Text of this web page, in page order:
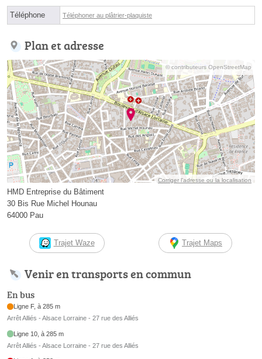
Téléphone Téléphoner au plâtrier-plaquiste
Plan et adresse
© contributeurs OpenStreetMap
Corriger l’adresse ou la localisation
HMD Entreprise du Bâtiment
30 Bis Rue Michel Hounau
64000 Pau
Trajet Waze Trajet Maps
Venir en transports en commun
En bus
Ligne F, à 285 m
Arrêt Alliés - Alsace Lorraine - 27 rue des Alliés
Ligne 10, à 285 m
Arrêt Alliés - Alsace Lorraine - 27 rue des Alliés